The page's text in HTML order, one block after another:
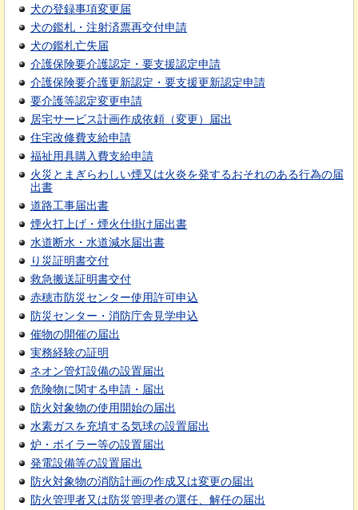
犬の登録事項変更届
犬の鑑札・注射済票再交付申請
犬の鑑札亡失届
介護保険要介護認定・要支援認定申請
介護保険要介護更新認定・要支援更新認定申請
要介護等認定変更申請
居宅サービス計画作成依頼（変更）届出
住宅改修費支給申請
福祉用具購入費支給申請
火災とまぎらわしい煙又は火炎を発するおそれのある行為の届
出書
道路工事届出書
煙火打上げ・煙火仕掛け届出書
水道断水・水道減水届出書
り災証明書交付
救急搬送証明書交付
赤穂市防災センター使用許可申込
防災センター・消防庁舎見学申込
催物の開催の届出
実務経験の証明
ネオン管灯設備の設置届出
危険物に関する申請・届出
防火対象物の使用開始の届出
水素ガスを充填する気球の設置届出
炉・ボイラー等の設置届出
発電設備等の設置届出
防火対象物の消防計画の作成又は変更の届出
防火管理者又は防災管理者の選任、解任の届出